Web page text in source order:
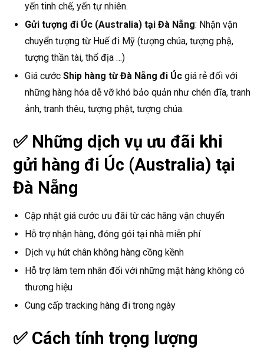
yến tinh chế, yến tự nhiên.
Gửi tượng đi Úc (Australia) tại Đà Nẵng: Nhận vận
chuyển tượng từ Huế đi Mỹ (tượng chúa, tượng phậ,
tượng thần tài, thổ địa …)
Giá cướcShip hàng từ Đà Nẵng đi Úcgiá rẻ đối với
những hàng hóa dễ vỡ khó bảo quản như chén đĩa, tranh
ảnh, tranh thêu, tượng phật, tượng chúa.
✅ Những dịch vụ ưu đãi khi
gửi hàng đi Úc (Australia) tại
Đà Nẵng
Cập nhật giá cước ưu đãi từ các hãng vận chuyển
Hỗ trợ nhận hàng, đóng gói tại nhà miễn phí
Dịch vụ hút chân không hàng cồng kềnh
Hỗ trợ làm tem nhãn đối với những mặt hàng không có
thương hiệu
Cung cấp tracking hàng đi trong ngày
✅ Cách tính trọng lượng